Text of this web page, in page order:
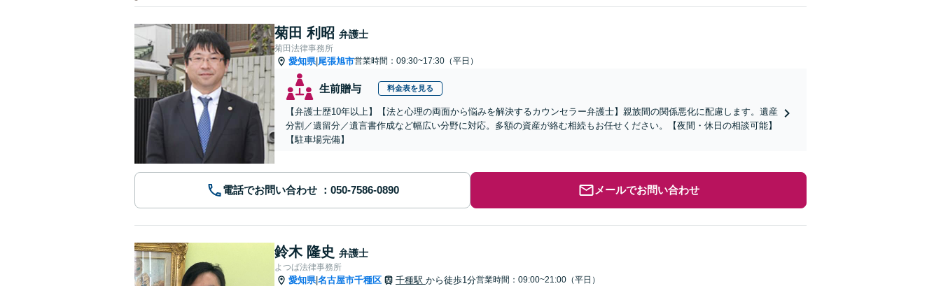
菊田 利昭 弁護士
菊田法律事務所
愛知県| 尾張旭市営業時間：09:30~17:30（平日）
生前贈与 料金表を見る
【弁護士歴10年以上】【法と心理の両面から悩みを解決するカウンセラー弁護士】親族間の関係悪化に配慮します。遺産
分割／遺留分／遺言書作成など幅広い分野に対応。多額の資産が絡む相続もお任せください。【夜間・休日の相談可能】
【駐車場完備】
電話でお問い合わせ メールでお問い合わせ
鈴木 隆史 弁護士
よつば法律事務所
愛知県|名古屋市千種区 千種駅 から徒歩1分営業時間：09:00~21:00（平日）